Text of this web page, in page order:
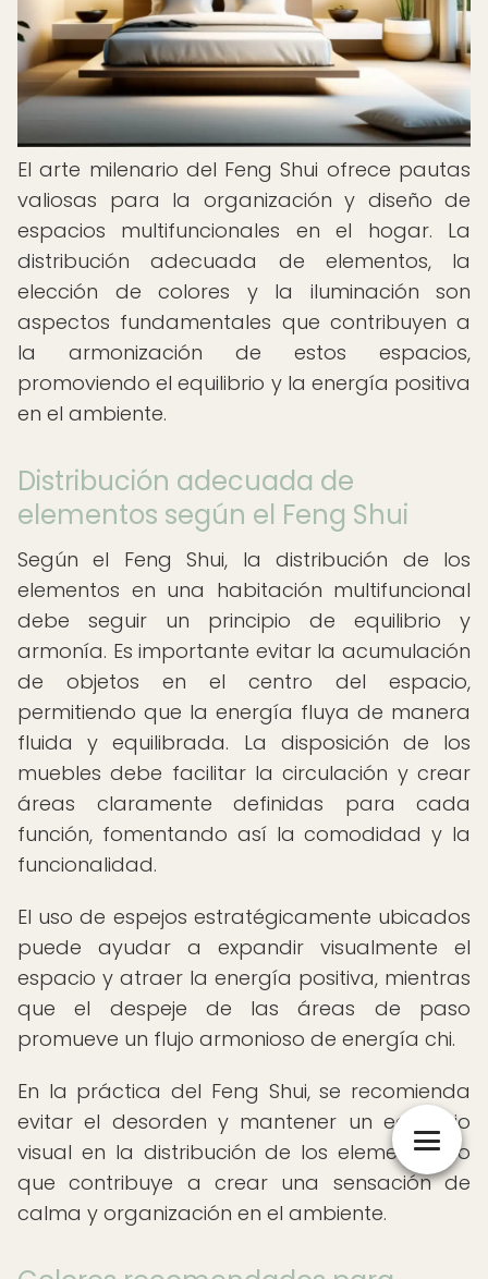
El arte milenario del Feng Shui ofrece pautas
valiosas para la organización y diseño de
espacios multifuncionales en el hogar. La
distribución adecuada de elementos, la
elección de colores y la iluminación son
aspectos fundamentales que contribuyen a
la armonización de estos espacios,
promoviendo el equilibrio y la energía positiva
en el ambiente.
Distribución adecuada de
elementos según el Feng Shui
Según el Feng Shui, la distribución de los
elementos en una habitación multifuncional
debe seguir un principio de equilibrio y
armonía. Es importante evitar la acumulación
de objetos en el centro del espacio,
permitiendo que la energía fluya de manera
fluida y equilibrada. La disposición de los
muebles debe facilitar la circulación y crear
áreas claramente definidas para cada
función, fomentando así la comodidad y la
funcionalidad.
El uso de espejos estratégicamente ubicados
puede ayudar a expandir visualmente el
espacio y atraer la energía positiva, mientras
que el despeje de las áreas de paso
promueve un flujo armonioso de energía chi.
En la práctica del Feng Shui, se recomienda
evitar el desorden y mantener un equilibrio
visual en la distribución de los elementos, lo
que contribuye a crear una sensación de
calma y organización en el ambiente.